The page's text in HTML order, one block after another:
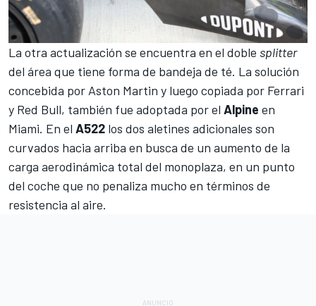
La otra actualización se encuentra en el doble splitter
del área que tiene forma de bandeja de té. La solución
concebida por Aston Martin y luego copiada por Ferrari
y Red Bull, también fue adoptada por el Alpine en
Miami. En el A522 los dos aletines adicionales son
curvados hacia arriba en busca de un aumento de la
carga aerodinámica total del monoplaza, en un punto
del coche que no penaliza mucho en términos de
resistencia al aire.